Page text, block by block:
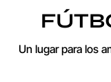
Un lugar para los